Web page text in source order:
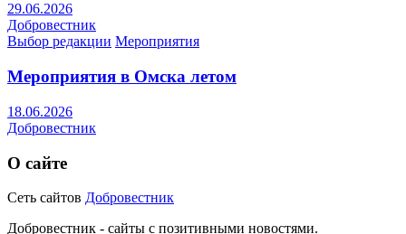
29.06.2026
Добровестник
Выбор редакции Мероприятия
Мероприятия в Омска летом
18.06.2026
Добровестник
О сайте
Сеть сайтов Добровестник
Добровестник - сайты с позитивными новостями.